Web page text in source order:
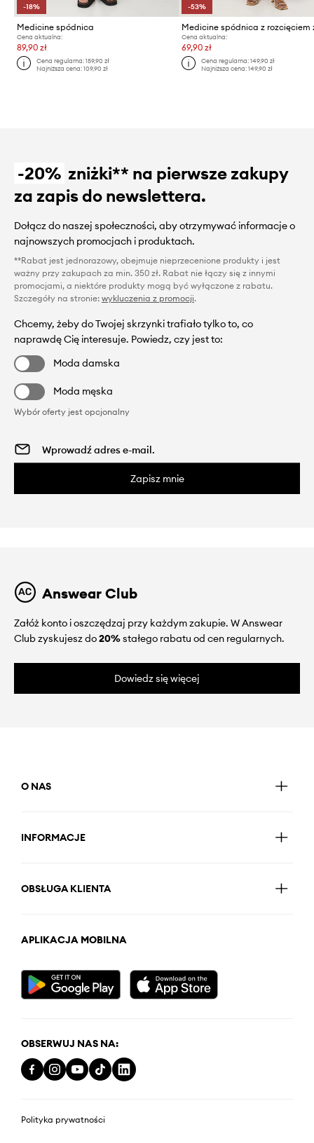
-18%
Medicine spódnica
Cena aktualna:
89,90 zł
Cena regularna:159,90 zł
Najniższa cena:109,90 zł
-53%
Cena aktualna:
69,90 zł
Cena regularna: 149,90 zł
Najniższa cena: 149,90 zł
-20% zniżki** na pierwsze zakupy
za zapis do newslettera.
Dołącz do naszej społeczności, aby otrzymywać informacje o
najnowszych promocjach i produktach.
**Rabat jest jednorazowy, obejmuje nieprzecenione produkty i jest
ważny przy zakupach za min. 350 zł. Rabat nie łączy się z innymi
promocjami, a niektóre produkty mogą być wyłączone z rabatu.
Szczegóły na stronie: wykluczenia z promocji.
Chcemy, żeby do Twojej skrzynki trafiało tylko to, co
naprawdę Cię interesuje. Powiedz, czy jest to:
Moda damska
Moda męska
Wybór oferty jest opcjonalny
Zapisz mnie
Answear Club
Załóż konto i oszczędzaj przy każdym zakupie. W Answear
Club zyskujesz do20%stałego rabatu od cen regularnych.
Dowiedz się więcej
O NAS
INFORMACJE
OBSŁUGA KLIENTA
APLIKACJA MOBILNA
OBSERWUJ NAS NA:
Polityka prywatności